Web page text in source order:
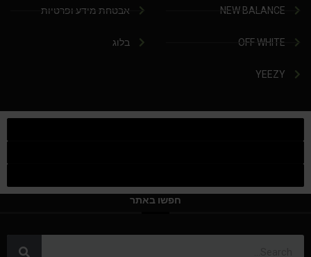
NEW BALANCE
OFF WHITE
YEEZY
אבטחת מידע ופרטיות
בלוג
חפשו באתר